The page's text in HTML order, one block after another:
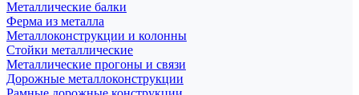
Металлические балки
Ферма из металла
Металлоконструкции и колонны
Стойки металлические
Металлические прогоны и связи
Дорожные металлоконструкции